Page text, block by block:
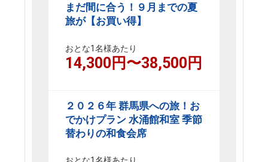
まだ間に合う！９月までの夏
旅が【お買い得】
おとな1名様あたり
14,300 円〜38,500 円
２０２６年 群馬県への旅！お
でかけプラン 水涌館和室 季節
替わりの和食会席